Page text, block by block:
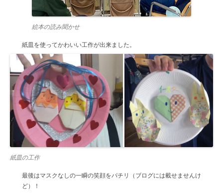
絵本の読み聞かせ
紙皿を使ってかわいい工作が出来ました。
紙皿の工作
最後はマスクなしの一瞬の笑顔をパチリ（ブログには載せませんけ
ど）！